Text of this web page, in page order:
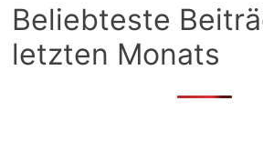
Beliebteste
letzten Monats